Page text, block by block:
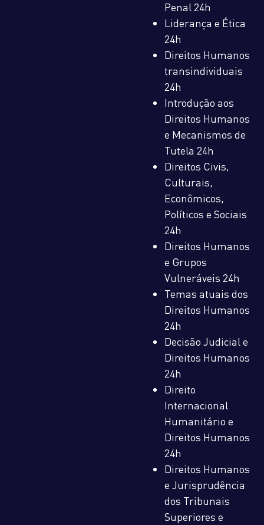
Penal 24h
Liderança e Ética
24h
Direitos Humanos
transindividuais
24h
Introdução aos
Direitos Humanos
e Mecanismos de
Tutela 24h
Direitos Civis,
Culturais,
Econômicos,
Políticos e Sociais
24h
Direitos Humanos
e Grupos
Vulneráveis 24h
Temas atuais dos
Direitos Humanos
24h
Decisão Judicial e
Direitos Humanos
24h
Direito
Internacional
Humanitário e
Direitos Humanos
24h
Direitos Humanos
e Jurisprudência
dos Tribunais
Superiores e